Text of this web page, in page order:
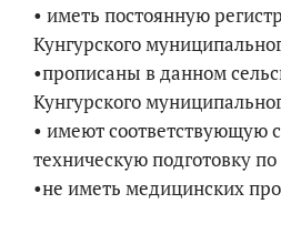
• иметь постоянную
Кунгурского
•прописаны в данном
Кунгурского
• имеют соответствующую
техническую подготовку
•не иметь медицинских